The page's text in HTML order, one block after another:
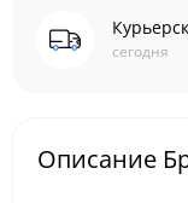
сегодня
Описание